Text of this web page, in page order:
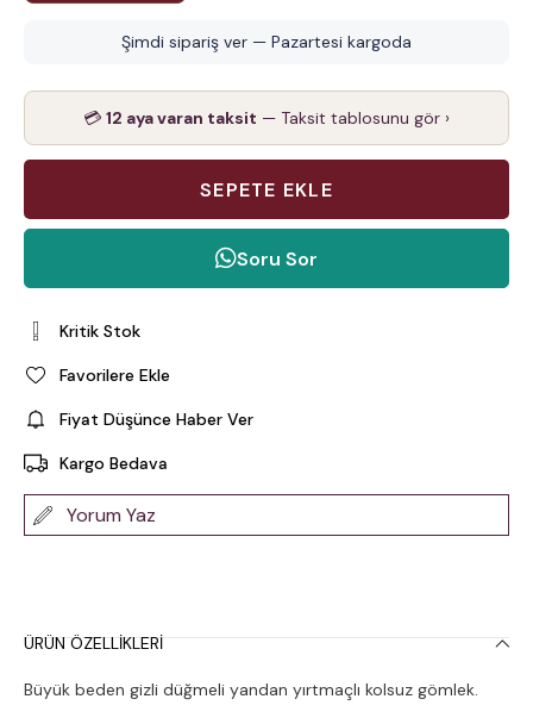
Şimdi sipariş ver — Pazartesi kargoda
💳 12 aya varan taksit — Taksit tablosunu gör ›
Soru Sor
Kritik Stok
Favorilere Ekle
Fiyat Düşünce Haber Ver
Kargo Bedava
Yorum Yaz
ÜRÜN ÖZELLIKLERI
Büyük beden gizli düğmeli yandan yırtmaçlı kolsuz gömlek.